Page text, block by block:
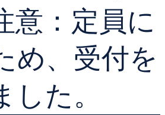
意：定員に
め、受付を
した。